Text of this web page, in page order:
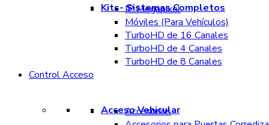
Kits- Sistemas Completos
IP Megapixel
Móviles (Para Vehículos)
TurboHD de 16 Canales
TurboHD de 4 Canales
TurboHD de 8 Canales
Control Acceso
Acceso Vehicular
Accesorios